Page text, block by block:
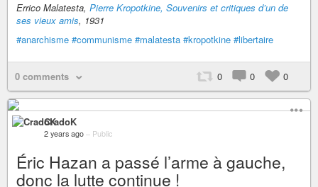
Errico Malatesta, Pierre Kropotkine, Souvenirs et critiques d’un de
ses vieux amis, 1931
#anarchisme #communisme #malatesta #kropotkine #libertaire
0 comments 0 0 0
CradoK
2 years ago – Public
Éric Hazan a passé l’arme à gauche,
donc la lutte continue !